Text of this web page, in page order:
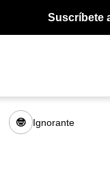
Suscríbete
🤓 Ignorante